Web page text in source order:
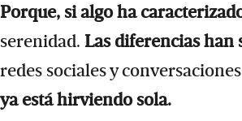
Porque, si algo ha
serenidad. Las diferencias han
redes sociales y
ya está hirviendo sola.